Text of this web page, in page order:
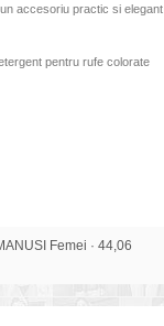
accesoriu practic si elegant.
pentru rufe colorate
Femei · 44,06